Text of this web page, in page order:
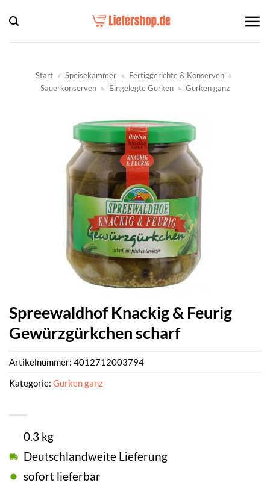
Inhalt
springen
Start » Speisekammer » Fertiggerichte & Konserven »
Sauerkonserven » Eingelegte Gurken » Gurken ganz
Spreewaldhof Knackig & Feurig
Gewürzgürkchen scharf
0.3 kg
Deutschlandweite Lieferung
sofort lieferbar
Artikelnummer: 4012712003794
Kategorie: Gurken ganz